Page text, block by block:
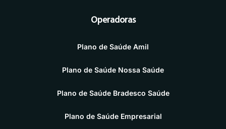
Operadoras
Plano de Saúde Amil
Plano de Saúde Nossa Saúde
Plano de Saúde Bradesco Saúde
Plano de Saúde Empresarial